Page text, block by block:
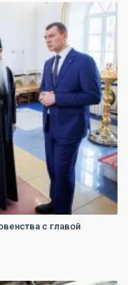
с главой